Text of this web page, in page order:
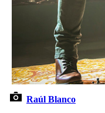
Raúl Blanco